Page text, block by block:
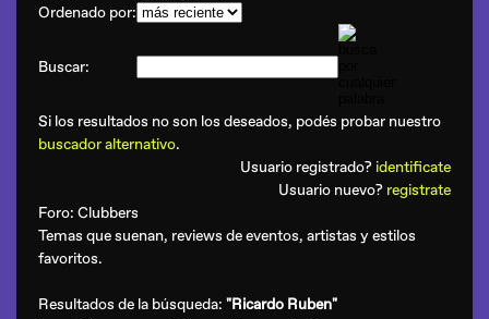
Ordenado por:
Buscar:
Si los resultados no son los deseados, podés probar nuestro
buscador alternativo.
Usuario registrado? identificate
Usuario nuevo? registrate
Foro: Clubbers
Temas que suenan, reviews de eventos, artistas y estilos
favoritos.
Resultados de la búsqueda: "Ricardo Ruben"